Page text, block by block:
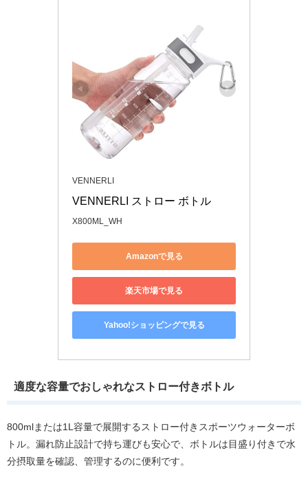
VENNERLI
VENNERLI ストロー ボトル
X800ML_WH
Amazonで見る
楽天市場で見る
Yahoo!ショッピングで見る
適度な容量でおしゃれなストロー付きボトル
800mlまたは1L容量で展開するストロー付きスポーツウォーターボ
トル。漏れ防止設計で持ち運びも安心で、ボトルは目盛り付きで水
分摂取量を確認、管理するのに便利です。